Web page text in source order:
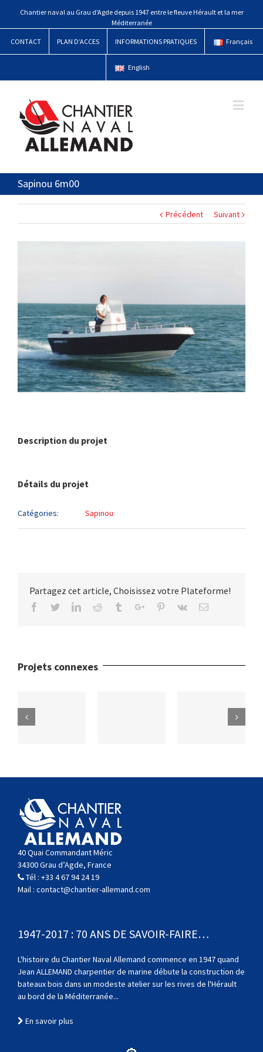
Chantier naval au Grau d'Agde depuis 1947 entre le fleuve Hérault et la mer
Méditerranée
CONTACT PLAN D’ACCES INFORMATIONS PRATIQUES Français
English
Sapinou 6m00
Précédent Suivant
Description du projet
Détails du projet
Catégories: Sapinou
Partagez cet article, Choisissez votre Plateforme!
Facebook
TwitterLinkedinReddit TumblrGoogle+Pinterest
Vk Email
Projets connexes
40 Quai Commandant Méric
34300 Grau d’Agde, France
Tél : +33 4 67 94 24 19
Mail : contact@chantier-allemand.com
1947-2017 : 70 ANS DE SAVOIR-FAIRE…
L'histoire du Chantier Naval Allemand commence en 1947 quand
Jean ALLEMAND charpentier de marine débute la construction de
bateaux bois dans un modeste atelier sur les rives de l'Hérault
au bord de la Méditerranée...
En savoir plus